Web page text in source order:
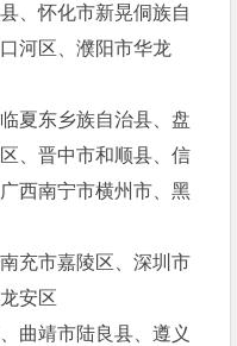
、怀化市新晃侗族自
河区、濮阳市华龙
夏东乡族自治县、盘
、晋中市和顺县、信
西南宁市横州市、黑
充市嘉陵区、深圳市
安区
曲靖市陆良县、遵义